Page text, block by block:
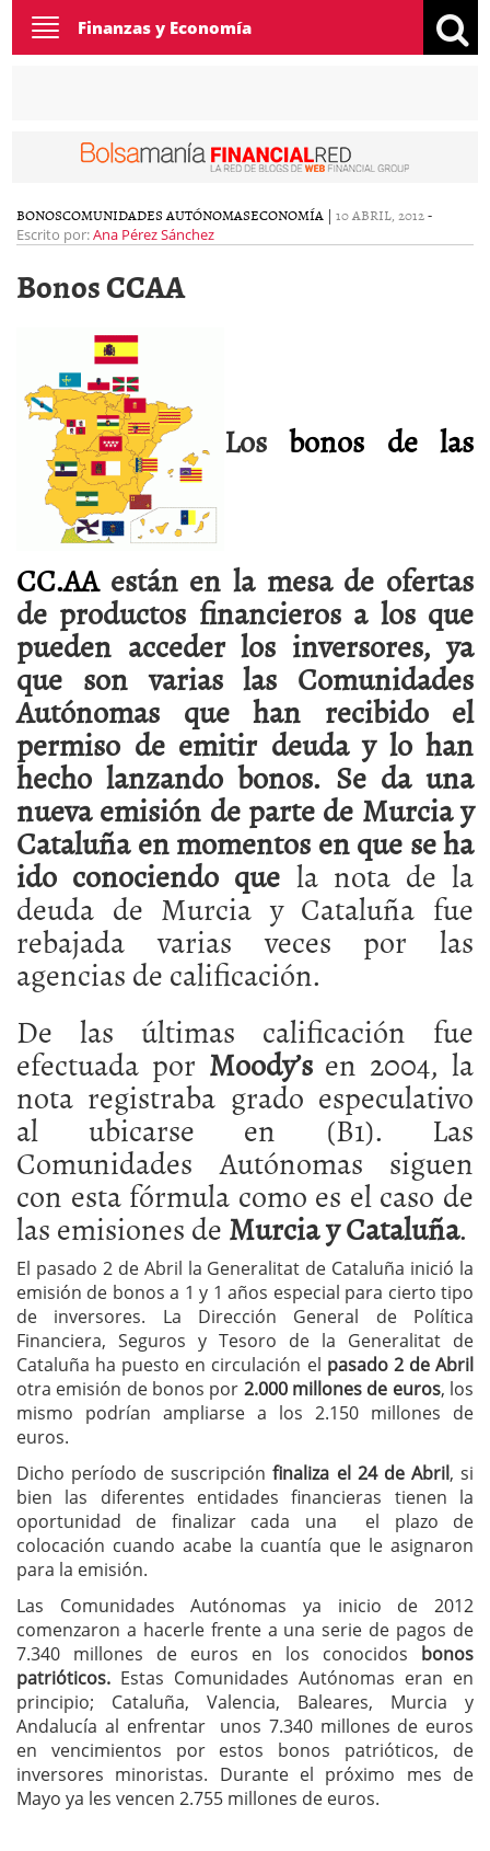
Toggle
navigation
Finanzas y Economía
BONOSCOMUNIDADES AUTÓNOMASECONOMÍA | 10 ABRIL, 2012-
Escrito por:Ana Pérez Sánchez
Bonos CCAA
Los bonos de las
CC.AA están en la mesa de ofertas
de productos financieros a los que
pueden acceder los inversores, ya
que son varias las Comunidades
Autónomas que han recibido el
permiso de emitir deuda y lo han
hecho lanzandobonos. Se da una
nueva emisión de parte de Murcia y
Cataluña en momentos en que se ha
ido conociendo que la nota de la
deuda de Murcia y Cataluña fue
rebajada varias veces por las
agencias de calificación.
De las últimas calificación fue
efectuada por Moody’sen 2004, la
nota registraba grado especulativo
al ubicarse en (B1). Las
Comunidades Autónomas siguen
con esta fórmula como es el caso de
las emisiones deMurcia y Cataluña.
El pasado 2 de Abril la Generalitat de Cataluña inició la
emisión de bonos a 1 y 1 años especial para cierto tipo
de inversores. La Dirección General de Política
Financiera, Seguros y Tesoro de la Generalitat de
Cataluña ha puesto en circulación el pasado 2 de Abril
otra emisión de bonos por 2.000 millones de euros, los
mismo podrían ampliarse a los 2.150 millones de
euros.
Dicho período de suscripciónfinaliza el 24 de Abril, si
bien las diferentes entidades financieras tienen la
oportunidad de finalizar cada una el plazo de
colocación cuando acabe la cuantía que le asignaron
para la emisión.
Las Comunidades Autónomas ya inicio de 2012
comenzaron a hacerle frente a una serie de pagos de
7.340 millones de euros en los conocidos bonos
patrióticos. Estas Comunidades Autónomas eran en
principio; Cataluña, Valencia, Baleares, Murcia y
Andalucía al enfrentar unos 7.340 millones de euros
en vencimientos por estos bonos patrióticos, de
inversores minoristas. Durante el próximo mes de
Mayo ya les vencen 2.755 millones de euros.